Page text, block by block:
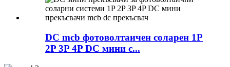
DC mcb фотоволтаичен соларен 1P
2P 3P 4P DC мини c...